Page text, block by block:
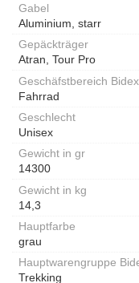
Gabel
Aluminium, starr
Gepäckträger
Atran, Tour Pro
Geschäfstbereich Bidex
Fahrrad
Geschlecht
Unisex
Gewicht in gr
14300
Gewicht in kg
14,3
Hauptfarbe
grau
Hauptwarengruppe
Trekking